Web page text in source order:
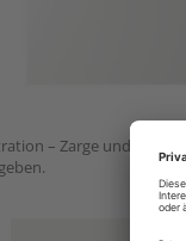
– Zarge und